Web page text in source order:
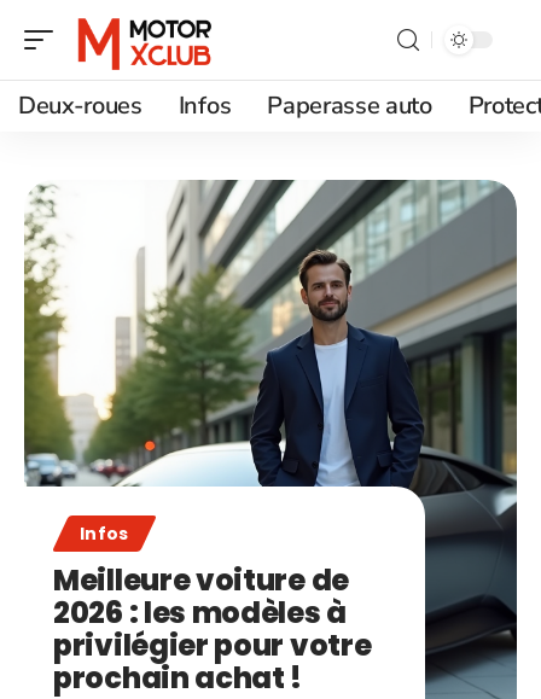
Deux-roues Infos Paperasse auto
Infos
Meilleure voiture de
2026 : les modèles à
privilégier pour votre
prochain achat !